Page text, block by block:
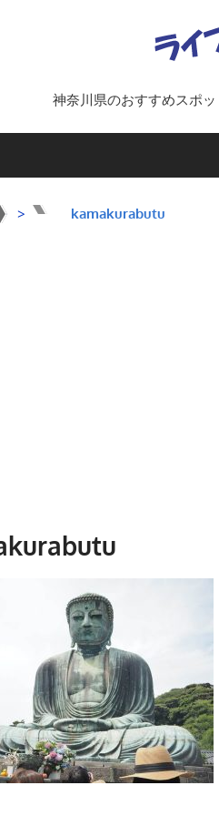
神奈川県のおすすめスポ
> > kamakurabutu